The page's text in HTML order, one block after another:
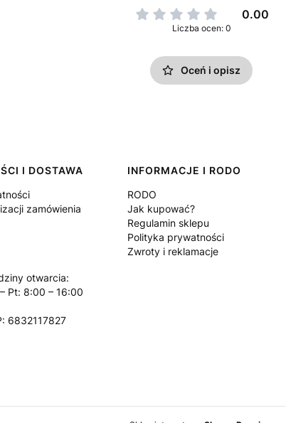
0.00
Liczba ocen: 0
Oceń i opisz
I DOSTAWA
zamówienia
INFORMACJE I RODO
RODO
Jak kupować?
Regulamin sklepu
Polityka prywatności
Zwroty i reklamacje
otwarcia:
Pt: 8:00 – 16:00
6832117827